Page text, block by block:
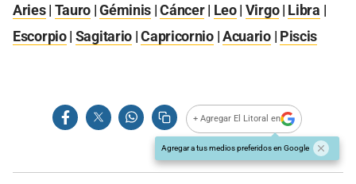
Aries| Tauro |Géminis |Cáncer| Leo| Virgo| Libra |
Escorpio| Sagitario |Capricornio|Acuario| Piscis
+ Agregar El Litoral en
Agregar a tus medios preferidos en Google